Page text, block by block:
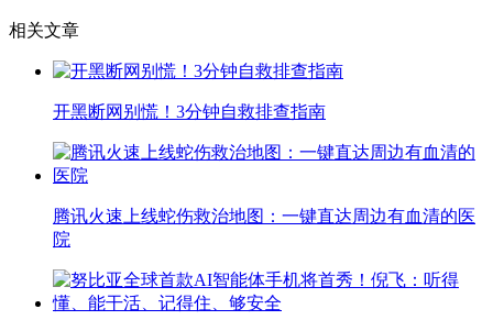
相关文章
开黑断网别慌！3分钟自救排查指南
腾讯火速上线蛇伤救治地图：一键直达周边有血清的医
院